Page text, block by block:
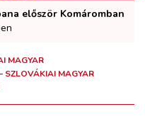
először Komáromban
MAGYAR
SZLOVÁKIAI MAGYAR